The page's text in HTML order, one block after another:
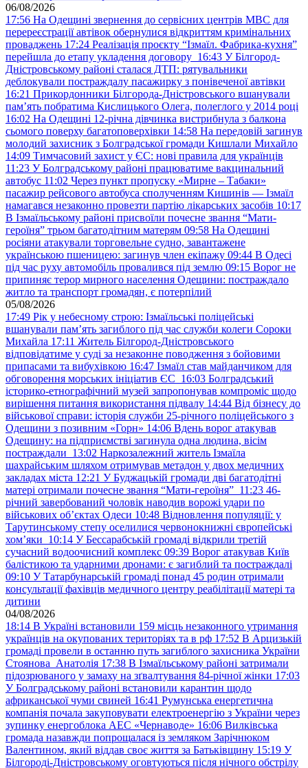
06/08/2026
17:56 На Одещині звернення до сервісних центрів МВС для
перереєстрації автівок обернулися відкриттям кримінальних
проваджень 17:24 Реалізація проєкту “Ізмаїл. Фабрика-кухня”
перейшла до етапу укладення договору 16:43 У Білгород-
Дністровському районі сталася ДТП: рятувальники
деблокували постраждалу пасажирку з понівеченої автівки
16:21 Прикордонники Білгорода-Дністровського вшанували
пам’ять побратима Кислицького Олега, полеглого у 2014 році
16:02 На Одещині 12-річна дівчинка вистрибнула з балкона
сьомого поверху багатоповерхівки 14:58 На передовій загинув
молодий захисник з Болградської громади Кишлали Михайло
14:09 Тимчасовий захист у ЄС: нові правила для українців
11:23 У Болградському районі працюватиме вакцинальний
автобус 11:02 Через пункт пропуску «Мирне – Табаки»
пасажир рейсового автобуса сполученням Кишинів — Ізмаїл
намагався незаконно провезти партію лікарських засобів 10:17
В Ізмаїльському районі присвоїли почесне звання “Мати-
героїня” трьом багатодітним матерям 09:58 На Одещині
росіяни атакували торговельне судно, завантажене
українською пшеницею: загинув член екіпажу 09:44 В Одесі
під час руху автомобіль провалився під землю 09:15 Ворог не
припиняє терор мирного населення Одещини: постраждало
житло та транспорт громадян, є потерпілий
05/08/2026
17:49 Рік у небесному строю: Ізмаїльські поліцейські
вшанували пам’ять загиблого під час служби колеги Сороки
Михайла 17:11 Житель Білгород-Дністровського
відповідатиме у суді за незаконне поводження з бойовими
припасами та вибухівкою 16:47 Ізмаїл став майданчиком для
обговорення морських ініціатив ЄС 16:03 Болградський
історико-етнографічний музей запропонував компроміс щодо
вирішення питання використання підвалу 14:44 Від бізнесу до
військової справи: історія служби 25-річного поліцейського з
Одещини з позивним «Горн» 14:06 Вдень ворог атакував
Одещину: на підприємстві загинула одна людина, вісім
постраждали 13:02 Наркозалежний житель Ізмаїла
шахрайським шляхом отримував метадон у двох медичних
закладах міста 12:21 У Буджацькій громади дві багатодітні
матері отримали почесне звання “Мати-героїня” 11:23 46-
річний завербований чоловік наводив ворожі удари по
військових обʼєктах Одеси 10:48 Відновлення популяції: у
Тарутинському степу оселилися червонокнижні європейські
хом’яки 10:14 У Бессарабській громаді відкрили третій
сучасний водоочисний комплекс 09:39 Ворог атакував Київ
балістикою та ударними дронами: є загиблий та постраждалі
09:10 У Татарбунарській громаді понад 45 родин отримали
консультації фахівців медичного центру реабілітації матері та
дитини
04/08/2026
18:14 В Україні встановили 159 місць незаконного утримання
українців на окупованих територіях та в рф 17:52 В Арцизькій
громаді провели в останню путь загиблого захисника України
Стоянова Анатолія 17:38 В Ізмаїльському районі затримали
підозрюваного у замаху на зґвалтування 84-річної жінки 17:03
У Болградському районі встановили карантин щодо
африканської чуми свиней 16:41 Румунська енергетична
компанія почала закуповувати електроенергію з України через
зупинку енергоблока АЕС «Чернаводе» 16:06 Вилківська
громада назавжди попрощалася із земляком Зарічнюком
Валентином, який віддав своє життя за Батьківщину 15:19 У
Білгороді-Дністровському оговтуються після нічного обстрілу